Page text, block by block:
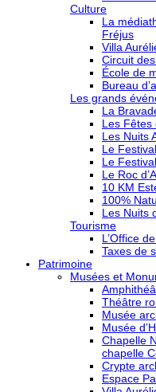
Culture
La
Fréjus
Villa
Circuit
École de
Bureau
Les grands
La
Les Fêtes
Les Nuits
Le
Le
Le Roc
10 KM
100%
Les Nuits
Tourisme
L’Office
Taxes de
Patrimoine
Musées et
Théâtre
Musée
Musée
Chapelle
chapelle
Crypte
Espace